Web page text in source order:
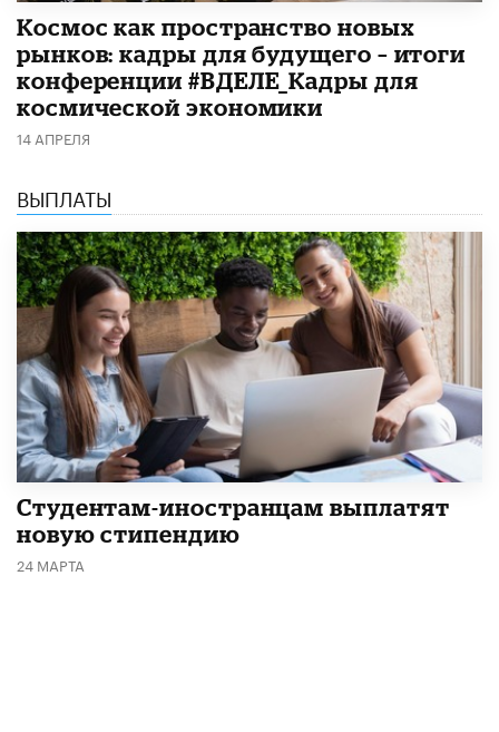
Космос как пространство новых
рынков: кадры для будущего – итоги
конференции #ВДЕЛЕ_Кадры для
космической экономики
14 АПРЕЛЯ
ВЫПЛАТЫ
Студентам-иностранцам выплатят
новую стипендию
24 МАРТА